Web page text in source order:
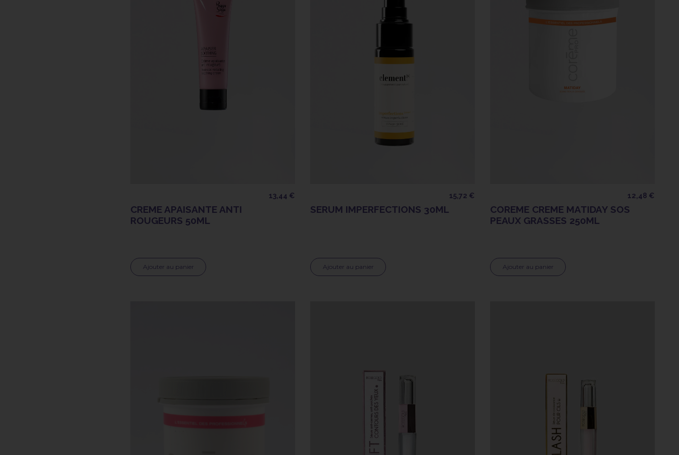
13,44 €
CREME APAISANTE ANTI
ROUGEURS 50ML
Ajouter au panier
15,72 €
SERUM IMPERFECTIONS 30ML
Ajouter au panier
12,48 €
COREME CREME MATIDAY SOS
PEAUX GRASSES 250ML
Ajouter au panier